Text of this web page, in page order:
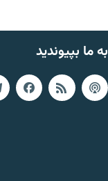
به ما بپیوندید